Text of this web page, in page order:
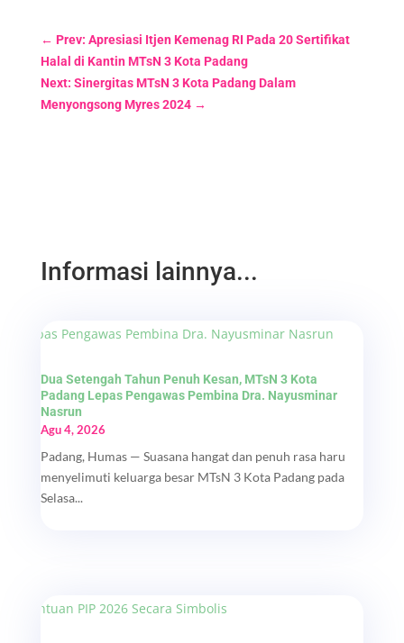
← Prev: Apresiasi Itjen Kemenag RI Pada 20 Sertifikat
Halal di Kantin MTsN 3 Kota Padang
Next: Sinergitas MTsN 3 Kota Padang Dalam
Menyongsong Myres 2024→
Informasi lainnya...
Dua Setengah Tahun Penuh Kesan, MTsN 3 Kota
Padang Lepas Pengawas Pembina Dra. Nayusminar
Nasrun
Agu 4, 2026
Padang, Humas — Suasana hangat dan penuh rasa haru
menyelimuti keluarga besar MTsN 3 Kota Padang pada
Selasa...